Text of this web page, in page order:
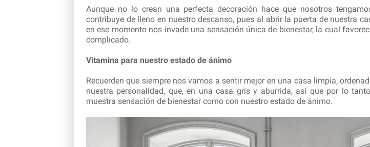
Aunque no lo crean una perfecta decoración hace que nosotros
contribuye de lleno en nuestro descanso, pues al abrir la puerta de nuestra
en ese momento nos invade una sensación única de bienestar, la cual
complicado.
Vitamina para nuestro estado de ánimo
Recuerden que siempre nos vamos a sentir mejor en una casa limpia,
nuestra personalidad, que, en una casa gris y aburrida, así que por lo
muestra sensación de bienestar como con nuestro estado de ánimo.